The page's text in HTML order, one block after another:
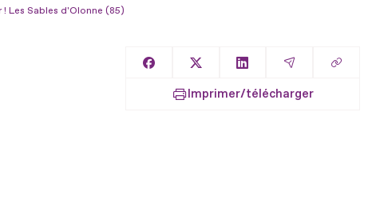
! Les Sables d'Olonne (85)
Partager sur Facebook
Partager sur XPartager sur LinkedIn
Partager par
Copier
Imprimer/télécharger